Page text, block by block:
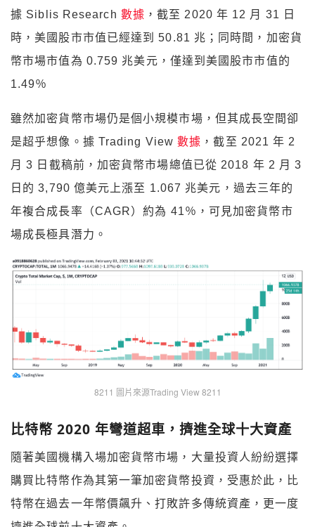
據 Siblis Research 數據 ，截至 2020 年 12 月 31 日
時，美國股市市值已經達到 50.81 兆；同時間，加密貨
幣市場市值為 0.759 兆美元，僅達到美國股市市值的
1.49％
雖然加密貨幣市場仍是個小規模市場，但其成長空間卻
是超乎想像。據 Trading View數據 ，截至 2021 年 2
月 3 日截稿前，加密貨幣市場總值已從 2018 年 2 月 3
日的 3,790 億美元上漲至 1.067 兆美元，過去三年的
年複合成長率（CAGR）約為 41％，可見加密貨幣市
場成長極具潛力。
8211 圖片來源Trading View 8211
比特幣 2020 年彎道超車，擠進全球十大資產
隨著美國機構入場加密貨幣市場，大量投資人紛紛選擇
購買比特幣作為其第一筆加密貨幣投資，受惠於此，比
特幣在過去一年幣價飆升、打敗許多傳統資產，更一度